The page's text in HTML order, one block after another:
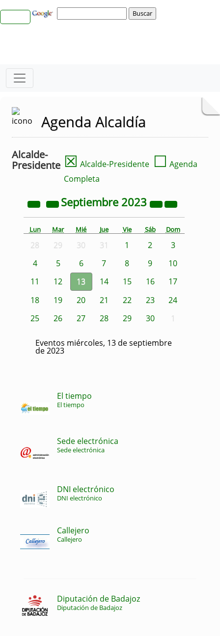
Agenda Alcaldía
Alcalde-
Presidente ☒ Alcalde-Presidente ☐ Agenda
Completa
Septiembre 2023
Lun Mar Mié Jue Vie Sáb Dom
28 29 30 31 1 2
3
4
5 6 7 8 9
10
11
12 13 14 15 16
17
18
19 20 21 22 23
24
25
26 27 28 29 30 1
Eventos miércoles, 13 de septiembre
de 2023
El tiempo
El tiempo
Sede electrónica
Sede electrónica
DNI electrónico
DNI electrónico
Callejero
Callejero
Diputación de Badajoz
Diputación de Badajoz